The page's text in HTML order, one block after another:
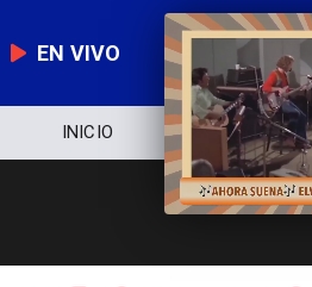
EN VIVO
INICIO NOTICIERO